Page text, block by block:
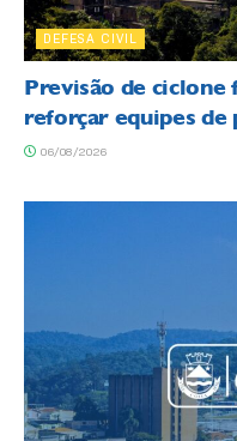
DEFESA CIVIL
Previsão de ciclone
reforçar equipes de
06/08/2026